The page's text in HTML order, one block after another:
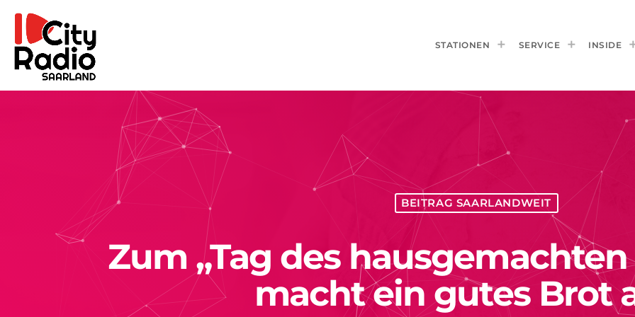
STATIONEN SERVICE INSIDE
BEITRAG SAARLANDWEIT
Zum „Tag des hausgemachten
macht ein gutes Brot